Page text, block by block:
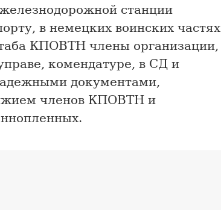
станции
в немецких воинских частях
КПОВТН члены организации,
комендатуре, в СД и
документами,
членов КПОВТН и